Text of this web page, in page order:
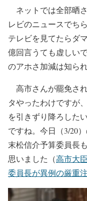
ネットでは全部晒
レビのニュースでち
テレビを見てたらダ
億回言うても虚しい
のアホさ加減は知ら
高市さんが罷免さ
タやったわけですが
を引きずり降ろした
ですね。今日（3/20
末松信介予算委員長
思いました（高市大
委員長が異例の厳重